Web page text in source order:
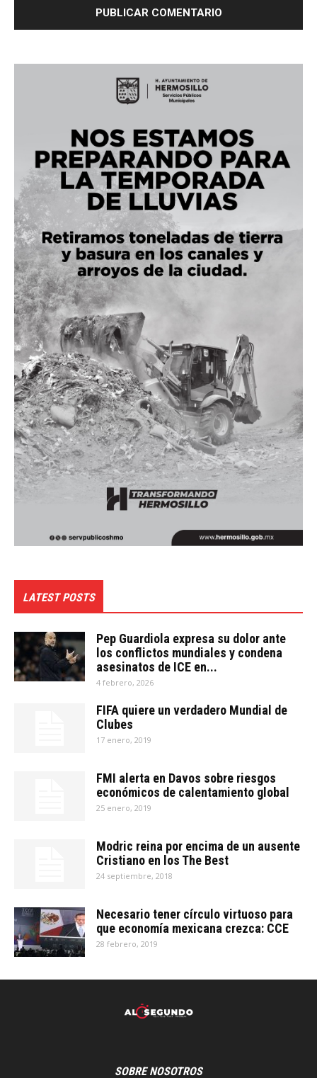
LATEST POSTS
Pep Guardiola expresa su dolor ante
los conflictos mundiales y condena
asesinatos de ICE en...
4 febrero, 2026
FIFA quiere un verdadero Mundial de
Clubes
17 enero, 2019
FMI alerta en Davos sobre riesgos
económicos de calentamiento global
25 enero, 2019
Modric reina por encima de un ausente
Cristiano en los The Best
24 septiembre, 2018
Necesario tener círculo virtuoso para
que economía mexicana crezca: CCE
28 febrero, 2019
SOBRE NOSOTROS